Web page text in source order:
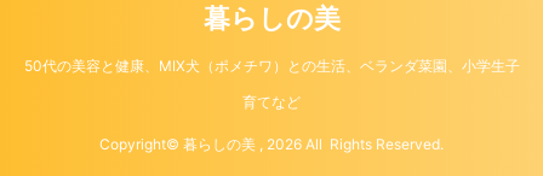
暮らしの美
50代の美容と健康、MIX犬（ポメチワ）との生活、ベランダ菜園、小学生子
育てなど
Copyright© 暮らしの美 , 2026 All Rights Reserved.